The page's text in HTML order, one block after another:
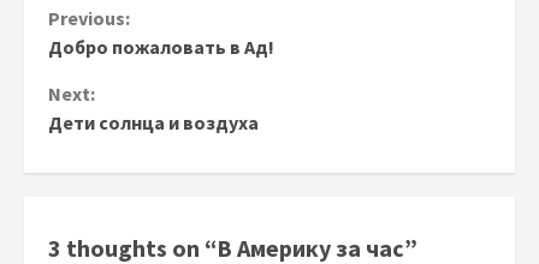
Continue
Reading
Previous:
Добро пожаловать в Ад!
Next:
Дети солнца и воздуха
3 thoughts on “В Америку за час”